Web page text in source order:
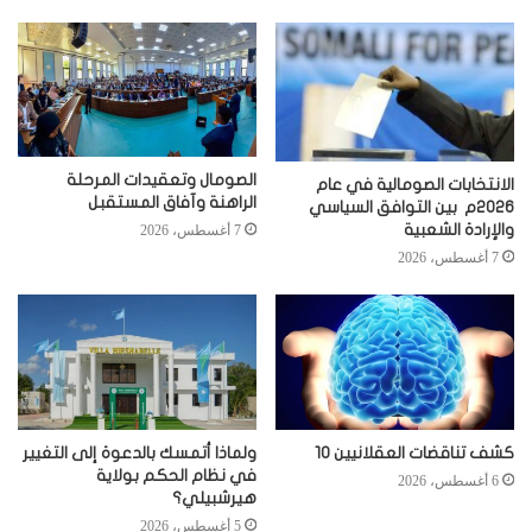
الانتخابات الصومالية في عام
2026م بين التوافق السياسي
والإرادة الشعبية
7 أغسطس، 2026
الصومال وتعقيدات المرحلة
الراهنة وآفاق المستقبل
7 أغسطس، 2026
كشف تناقضات العقلانيين 10
6 أغسطس، 2026
ولماذا أتمسك بالدعوة إلى التغيير
في نظام الحكم بولاية
هيرشبيلي؟
5 أغسطس، 2026